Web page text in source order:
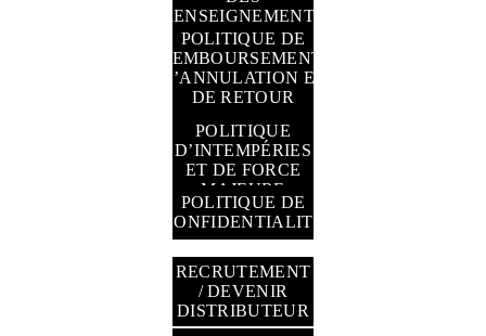
RENSEIGNEMENTS
PERSONNELS
POLITIQUE DE
REMBOURSEMENT,
D’ANNULATION ET
DE RETOUR
POLITIQUE
D’INTEMPÉRIES
ET DE FORCE
MAJEURE
POLITIQUE DE
CONFIDENTIALITÉ
RECRUTEMENT
/ DEVENIR
DISTRIBUTEUR